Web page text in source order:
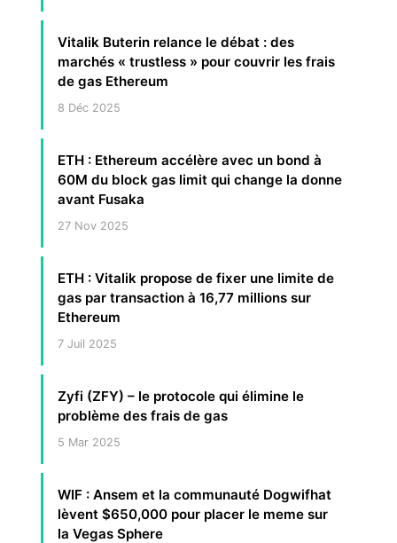
Vitalik Buterin relance le débat : des
marchés « trustless » pour couvrir les frais
de gas Ethereum
8 Déc 2025
ETH : Ethereum accélère avec un bond à
60M du block gas limit qui change la donne
avant Fusaka
27 Nov 2025
ETH : Vitalik propose de fixer une limite de
gas par transaction à 16,77 millions sur
Ethereum
7 Juil 2025
Zyfi (ZFY) – le protocole qui élimine le
problème des frais de gas
5 Mar 2025
WIF : Ansem et la communauté Dogwifhat
lèvent $650,000 pour placer le meme sur
la Vegas Sphere